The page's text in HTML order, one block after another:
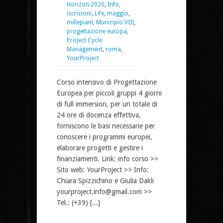
Horizon 2020 Info
iscrizioni Life maggio
millepiani Municipio VIII
progettazione europa
Project Cycle
Management roma
YourProject
Corso intensivo di Progettazione
Europea per piccoli gruppi 4 giorni
di full immersion, per un totale di
24 ore di docenza effettiva,
forniscono le basi necessarie per
conoscere i programmi europei,
elaborare progetti e gestire i
finanziamenti. Link: info corso >>
Sito web: YourProject >> Info:
Chiara Spizzichino e Giulia Dakli
yourproject.info@gmail.com >>
Tel.: (+39) [...]